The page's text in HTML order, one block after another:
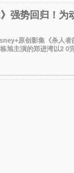
强势回归！为
原创影集《杀人者
旭主演的郑进湾以2 0
选为全球最佳影集之一